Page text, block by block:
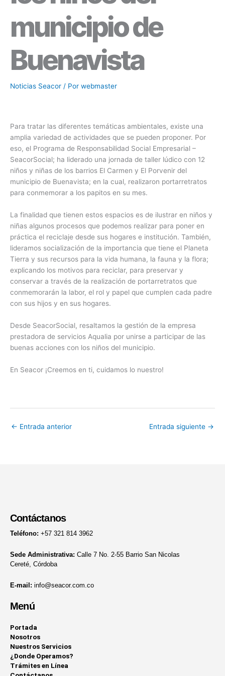
municipio de
Buenavista
Noticias Seacor / Por webmaster
Para tratar las diferentes temáticas ambientales, existe una
amplia variedad de actividades que se pueden proponer. Por
eso, el Programa de Responsabilidad Social Empresarial –
SeacorSocial; ha liderado una jornada de taller lúdico con 12
niños y niñas de los barrios El Carmen y El Porvenir del
municipio de Buenavista; en la cual, realizaron portarretratos
para conmemorar a los papitos en su mes.
La finalidad que tienen estos espacios es de ilustrar en niños y
niñas algunos procesos que podemos realizar para poner en
práctica el reciclaje desde sus hogares e institución. También,
lideramos socialización de la importancia que tiene el Planeta
Tierra y sus recursos para la vida humana, la fauna y la flora;
explicando los motivos para reciclar, para preservar y
conservar a través de la realización de portarretratos que
conmemorarán la labor, el rol y papel que cumplen cada padre
con sus hijos y en sus hogares.
Desde SeacorSocial, resaltamos la gestión de la empresa
prestadora de servicios Aqualia por unirse a participar de las
buenas acciones con los niños del municipio.
En Seacor ¡Creemos en ti, cuidamos lo nuestro!
← Entrada anterior Entrada siguiente →
Contáctanos
Teléfono: +57 321 814 3962
Sede Administrativa: Calle 7 No. 2-55 Barrio San Nicolas
Cereté, Córdoba
E-mail: info@seacor.com.co
Menú
Portada
Nosotros
Nuestros Servicios
¿Donde Operamos?
Trámites en Línea